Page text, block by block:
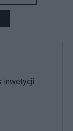
inwetycji